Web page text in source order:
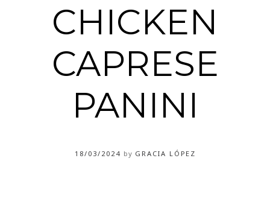
CHICKEN
CAPRESE
PANINI
18/03/2024 by GRACIA LÓPEZ